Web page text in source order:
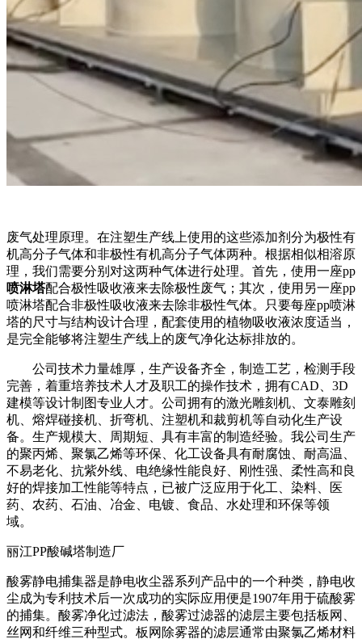
废气处理原理。在注塑生产线上使用的这些添加剂分为极性有
机高分子气体和非极性有机高分子气体两种。根据相似相溶原
理，我们需要分别对这两种气体进行处理。首先，使用一座pp
喷淋塔配合极性吸收液来去除极性废气；其次，使用另一座pp
喷淋塔配合非极性吸收液来去除非极性气体。只要每座pp喷淋
塔的尺寸与结构设计合理，配套使用的植物吸收液浓度适当，
是完全能够将注塑生产线上的废气净化达标排放的。
公司技术力量雄厚，生产设备齐全，制造工艺，检测手段
完善，着重培养技术人才及职工的操作技术，拥有CAD、3D
建模等设计制图专业人才。公司拥有的激光雕刻机、文泰雕刻
机、熔焊碰接机、折弯机、注塑机和裁剪机等自动化生产设
备。生产规模大、周期短、具有丰富的制造经验。我公司生产
的聚丙烯、聚氯乙烯等环保、化工设备具有耐腐蚀、耐高温、
不易老化、抗紫外线、电绝缘性能良好、刚性强、柔性高和良
好的焊接加工性能等特点，已被广泛应用于化工、染料、医
药、农药、石油、冶金、电镀、食品、水处理和环保等领
域。
丽江PP酸碱塔制造厂
酸雾静电捕集器是静电收尘器系列产品中的一个种类，静电收
尘成为专利技术后一次成功的实际应用便是1907年用于硫酸雾
的捕集。酸雾净化过滤法，酸雾过滤器的滤层主要包括板网、
丝网和纤维三种型式。板网除雾器的滤层通常由聚氯乙烯材料